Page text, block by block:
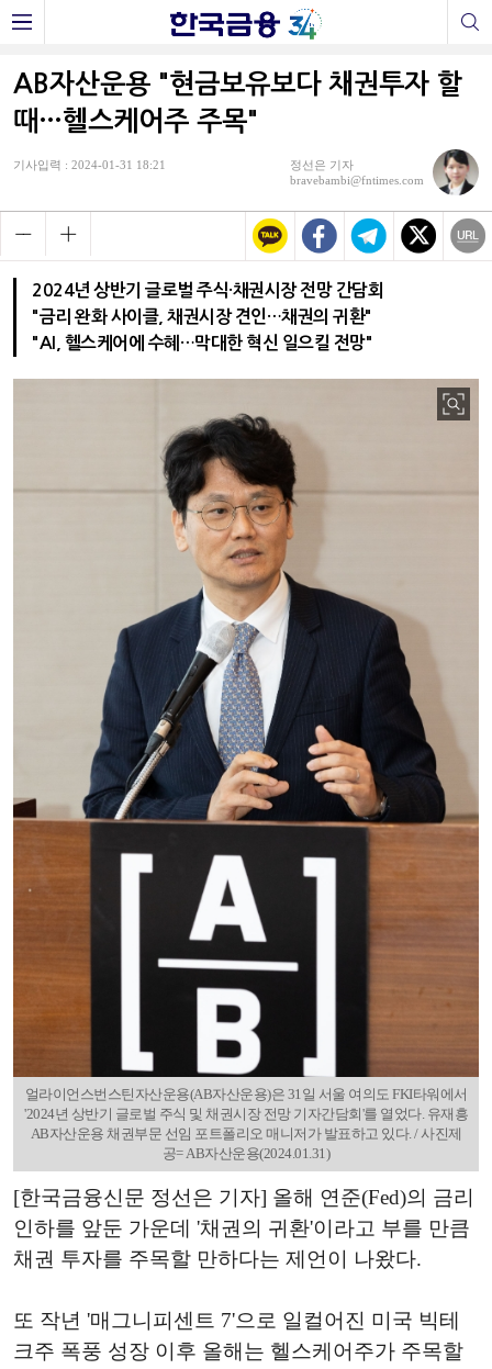
AB자산운용 "현금보유보다 채권투자 할
때…헬스케어주 주목"
기사입력 : 2024-01-31 18:21
정선은 기자
bravebambi@fntimes.com
2024년 상반기 글로벌 주식·채권시장 전망 간담회
"금리 완화 사이클, 채권시장 견인…채권의 귀환"
"AI, 헬스케어에 수혜…막대한 혁신 일으킬 전망"
얼라이언스번스틴자산운용(AB자산운용)은 31일 서울 여의도 FKI타워에서
'2024년 상반기 글로벌 주식 및 채권시장 전망 기자간담회'를 열었다. 유재흥
AB자산운용 채권부문 선임 포트폴리오 매니저가 발표하고 있다. / 사진제
공= AB자산운용(2024.01.31)
[한국금융신문 정선은 기자] 올해 연준(Fed)의 금리
인하를 앞둔 가운데 '채권의 귀환'이라고 부를 만큼
채권 투자를 주목할 만하다는 제언이 나왔다.
또 작년 '매그니피센트 7'으로 일컬어진 미국 빅테
크주 폭풍 성장 이후 올해는 헬스케어주가 주목할